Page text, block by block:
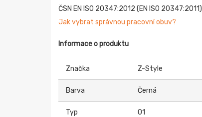
ČSN EN ISO 20347:2012 (EN ISO 20347:2011)
Jak vybrat správnou pracovní obuv?
Informace o produktu
Značka Z-Style
Barva Černá
Typ O1